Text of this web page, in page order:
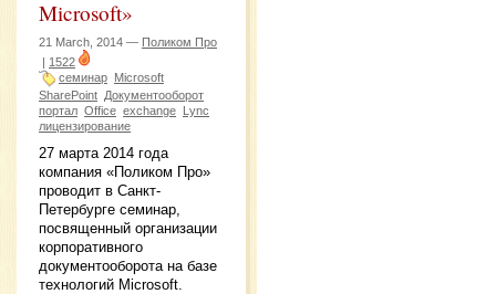
Microsoft»
21 March, 2014 — Поликом Про
| 1522
семинар Microsoft
SharePoint Документооборот
портал Office exchange Lync
лицензирование
27 марта 2014 года
компания «Поликом Про»
проводит в Санкт-
Петербурге семинар,
посвященный организации
корпоративного
документооборота на базе
технологий Microsoft.